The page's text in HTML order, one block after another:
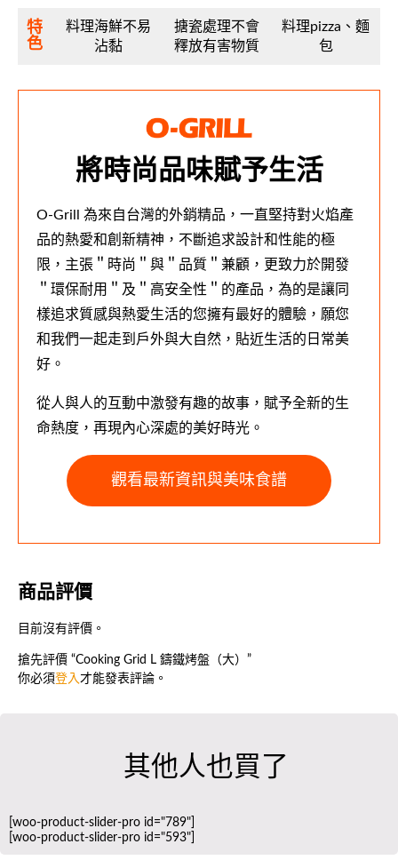
特
色
料理海鮮不易
沾黏
搪瓷處理不會
釋放有害物質
料理pizza、麵
包
將時尚品味賦予生活
O-Grill 為來自台灣的外銷精品，一直堅持對火焰產
品的熱愛和創新精神，不斷追求設計和性能的極
限，主張＂時尚＂與＂品質＂兼顧，更致力於開發
＂環保耐用＂及＂高安全性＂的產品，為的是讓同
樣追求質感與熱愛生活的您擁有最好的體驗，願您
和我們一起走到戶外與大自然，貼近生活的日常美
好。
從人與人的互動中激發有趣的故事，賦予全新的生
命熱度，再現內心深處的美好時光。
觀看最新資訊與美味食譜
商品評價
目前沒有評價。
搶先評價 “Cooking Grid L 鑄鐵烤盤（大）”
你必須登入才能發表評論。
其他人也買了
[woo-product-slider-pro id="789"]
[woo-product-slider-pro id="593"]